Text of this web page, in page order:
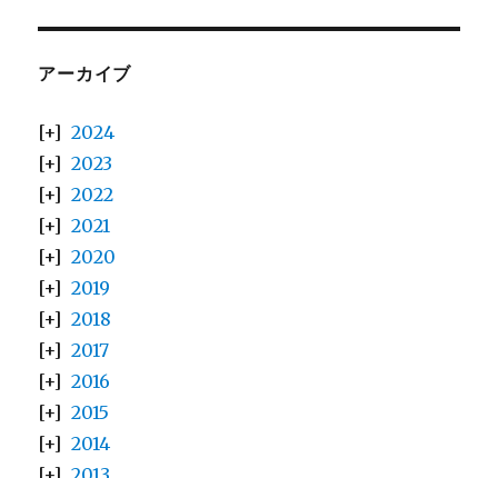
アーカイブ
2024
2023
2022
2021
2020
2019
2018
2017
2016
2015
2014